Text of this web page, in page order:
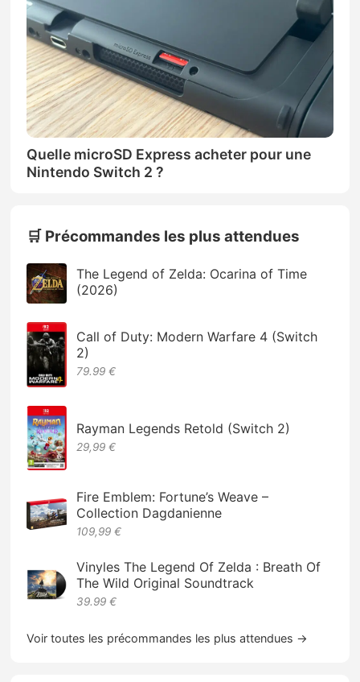
Quelle microSD Express acheter pour une
Nintendo Switch 2 ?
🛒 Précommandes les plus attendues
The Legend of Zelda: Ocarina of Time
(2026)
Call of Duty: Modern Warfare 4 (Switch
2)
79.99 €
Rayman Legends Retold (Switch 2)
29,99 €
Fire Emblem: Fortune’s Weave –
Collection Dagdanienne
109,99 €
Vinyles The Legend Of Zelda : Breath Of
The Wild Original Soundtrack
39.99 €
Voir toutes les précommandes les plus attendues →